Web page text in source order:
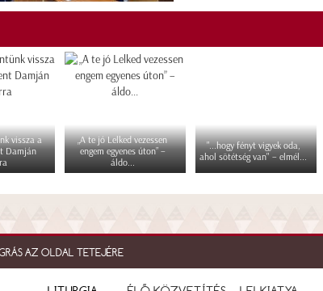
vissza a
Damján
„A te jó Lelked vezessen
engem egyenes úton” –
áldo...
"...hogy fényt vigyek oda,
ahol sötétség van" – elmél...
AZ OLDAL TETEJÉRE